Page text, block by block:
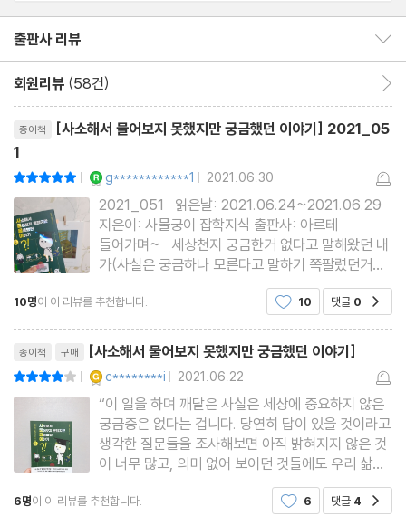
19 다 같이 쓰는 공중화장실의 고체 비누가 과연 깨끗할까?
20 왜 몸에 좋은 자세는 불편하고 안 좋은 자세는 편할까?
23 창문이 열려 있으면 방문이 세게 닫히는 이유는?
24 상한 음식을 끓여 먹으면 괜찮을까?
25 우유갑은 왜 여는 방향이 정해져 있을까
4부 신기하지만 물어본 적 없는 동물에 관한 이야기
26 비가 오면 개미집이 물에 잠길까?
27 나무늘보는 야생에서 어떻게 살아남을까?
29 날벌레가 왜 허공에서 떼를 지어 날아다닐까?
30 기린도 구토를 할까?
31 사람의 고유한 유전자를 원숭이에게 삽입하면 어떻게 될까?
32 복어는 어떻게 몸을 부풀리고 치명적인 독을 만들까?
5부 몰라도 되지만 어쩐지 알고 싶은 잡학 상식
33 전쟁이 나면 교도소 수감자들은 어떻게 될까?
출판사 리뷰
회원리뷰 (58건)
종이책
[사소해서 물어보지 못했지만 궁금했던 이야기] 2021_05
1
| g************1 | 2021.06.30
2021_051 읽은날: 2021.06.24~2021.06.29
지은이: 사물궁이 잡학지식 출판사: 아르테
들어가며~ 세상천지 궁금한거 없다고 말해왔던 내
가(사실은 궁금하나 모른다고 말하기 쪽팔렸던거
죠.) 알거 같으면서 몰랐던 것을 이 책을 통해 알게되
는 기쁨을 얻게 되었습니다. 과학적 원리를 바탕으
부다,
10명이 이 리뷰를 추천합니다. 10 댓글 0
종이책 구매 [사소해서 물어보지 못했지만 궁금했던 이야기]
| c********i | 2021.06.22
“이 일을 하며 깨달은 사실은 세상에 중요하지 않은
궁금증은 없다는 겁니다. 당연히 답이 있을 것이라고
생각한 질문들을 조사해보면 아직 밝혀지지 않은 것
이 너무 많고, 의미 없어 보이던 것들에도 우리 삶과
관련해 매우 중요한 이야기들이 숨어 있었습니다. 저
는 오늘도 새로운 콘텐츠를 만들기 위해 일상의 당연
6명이 이 리뷰를 추천합니다. 6 댓글 4